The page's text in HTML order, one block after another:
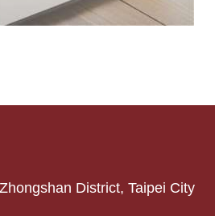
District, Taipei City